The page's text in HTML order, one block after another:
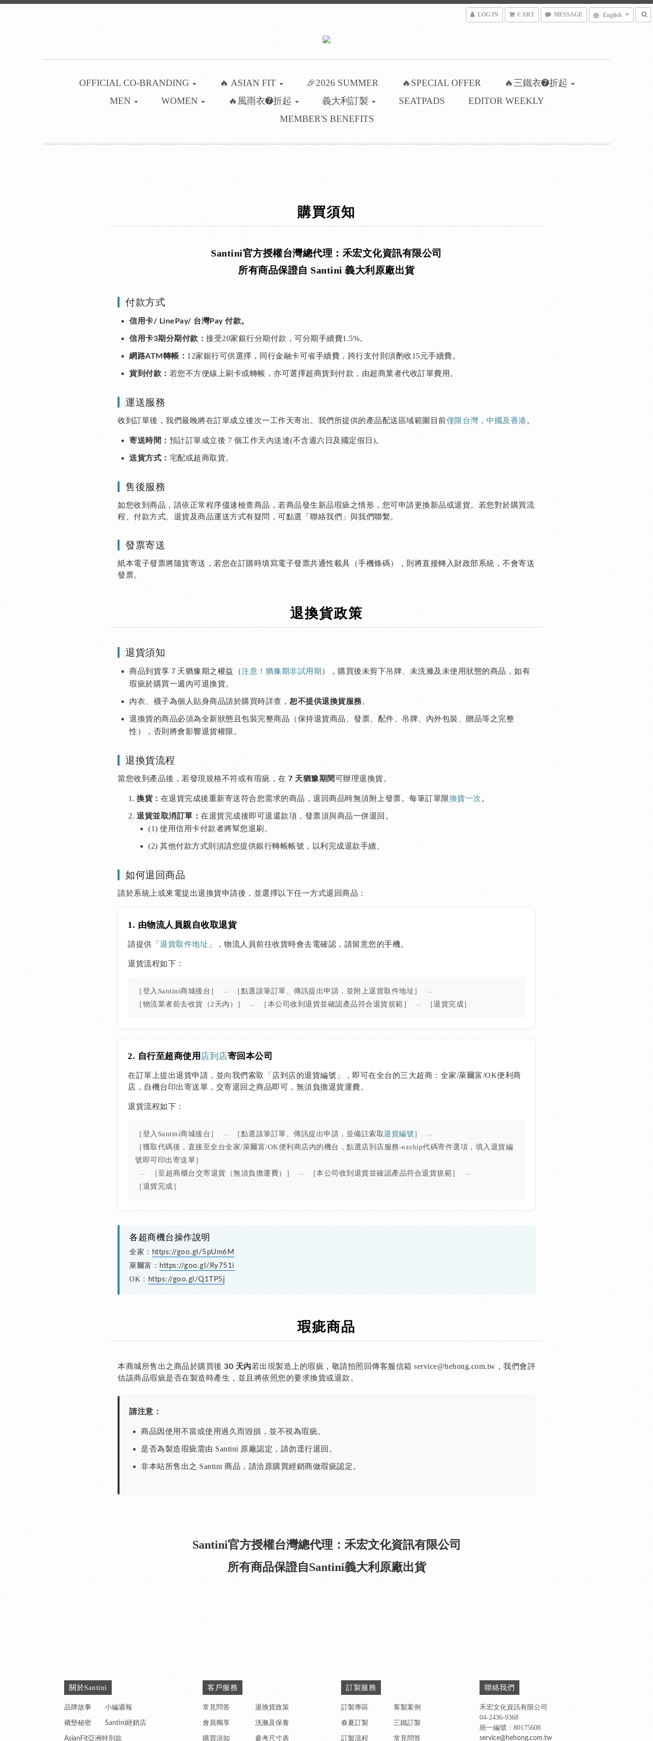
LOG IN CART MESSAGE English
OFFICIAL CO-BRANDING 🔥 ASIAN FIT 🎉2026 SUMMER 🔥SPECIAL OFFER
🔥三鐵衣➐折起
MEN
WOMEN 🔥風雨衣➐折起 義大利訂製 SEATPADS
EDITOR WEEKLY
MEMBER'S BENEFITS
購買須知
Santini官方授權台灣總代理：禾宏文化資訊有限公司
所有商品保證自 Santini 義大利原廠出貨
付款方式
信用卡/ LinePay/ 台灣Pay 付款。
信用卡3期分期付款： 接受20家銀行分期付款，可分期手續費1.5%。
網路ATM轉帳： 12家銀行可供選擇，同行金融卡可省手續費，跨行支付則須酌收15元手續費。
貨到付款： 若您不方便線上刷卡或轉帳，亦可選擇超商貨到付款，由超商業者代收訂單費用。
運送服務
收到訂單後，我們最晚將在訂單成立後次一工作天寄出。我們所提供的產品配送區域範圍目前僅限台灣，中國及香港 。
寄送時間： 預計訂單成立後 7 個工作天內送達(不含週六日及國定假日)。
送貨方式： 宅配或超商取貨。
售後服務
如您收到商品，請依正常程序儘速檢查商品，若商品發生新品瑕疵之情形，您可申請更換新品或退貨。若您對於購買流
程、付款方式、退貨及商品運送方式有疑問，可點選「聯絡我們」與我們聯繫。
發票寄送
紙本電子發票將隨貨寄送，若您在訂購時填寫電子發票共通性載具（手機條碼），則將直接轉入財政部系統，不會寄送
發票。
退換貨政策
退貨須知
商品到貨享７天猶豫期之權益（注意！猶豫期非試用期 ），購買後未剪下吊牌、未洗滌及未使用狀態的商品，如有
瑕疵於購買一週內可退換貨。
內衣、襪子為個人貼身商品請於購買時詳查， 恕不提供退換貨服務。
退換貨的商品必須為全新狀態且包裝完整商品（保持退貨商品、發票、配件、吊牌、內外包裝、贈品等之完整
性），否則將會影響退貨權限。
退換貨流程
當您收到產品後，若發現規格不符或有瑕疵，在 7 天猶豫期間可辦理退換貨。
換貨： 在退貨完成後重新寄送符合您需求的商品，退回商品時無須附上發票。每筆訂單限換貨一次 。
退貨並取消訂單： 在退貨完成後即可退還款項，發票須與商品一併退回。
(1) 使用信用卡付款者將幫您退刷。
(2) 其他付款方式則須請您提供銀行轉帳帳號，以利完成退款手續。
如何退回商品
請於系統上或來電提出退換貨申請後，並選擇以下任一方式退回商品：
1. 由物流人員親自收取退貨
請提供「 退貨取件地址 」，物流人員前往收貨時會去電確認，請留意您的手機。
退貨流程如下：
［登入Santini商城後台］ → ［點選該筆訂單、傳訊提出申請，並附上退貨取件地址］
→
［物流業者前去收貨（2天內）］
→ ［本公司收到退貨並確認產品符合退貨規範］ → ［退貨完成］
2. 自行至超商使用 店到店寄回本公司
在訂單上提出退貨申請，並向我們索取「店到店的退貨編號」，即可在全台的三大超商：全家/萊爾富/OK便利商
店，自機台印出寄送單，交寄退回之商品即可，無須負擔退貨運費。
退貨流程如下：
［登入Santini商城後台］ → ［點選該筆訂單、傳訊提出申請，並備註索取退貨編號］
→
［獲取代碼後，直接至全台全家/萊爾富/OK便利商店內的機台，點選店到店服務-ezship代碼寄件選項，填入退貨編
號即可印出寄送單］
→
［至超商櫃台交寄退貨（無須負擔運費）］ → ［本公司收到退貨並確認產品符合退貨規範］
→
［退貨完成］
各超商機台操作說明
全家： https://goo.gl/5pUm6M
萊爾富： https://goo.gl/Ry751i
OK： https://goo.gl/Q1TP5j
瑕疵商品
本商城所售出之商品於購買後 30 天內若出現製造上的瑕疵，敬請拍照回傳客服信箱 service@hehong.com.tw，我們會評
估該商品瑕疵是否在製造時產生，並且將依照您的要求換貨或退款。
請注意：
商品因使用不當或使用過久而毀損，並不視為瑕疵。
是否為製造瑕疵需由 Santini 原廠認定，請勿逕行退回。
非本站所售出之 Santini 商品，請洽原購買經銷商做瑕疵認定。
Santini官方授權台灣總代理：禾宏文化資訊有限公司
所有商品保證自Santini義大利原廠出貨
關於Santini
品牌故事 小編週報
襯墊秘密 Santini經銷店
AsianFit亞洲特別款
客戶服務
常見問答 退換貨政策
會員獨享 洗滌及保養
購買須知 參考尺寸表
訂製服務
訂製專區 客製案例
春夏訂製 三鐵訂製
訂製流程 常見問答
聯絡我們
禾宏文化資訊有限公司
04-2436-9368
統一編號：80175608
service@hehong.com.tw